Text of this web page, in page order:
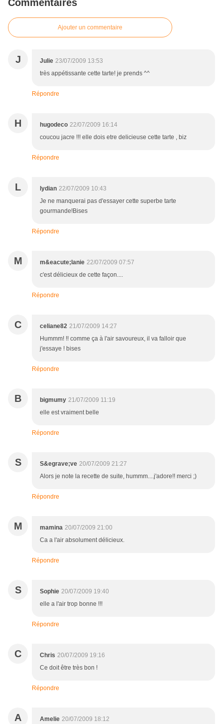
Commentaires
Ajouter un commentaire
J Julie 23/07/2009 13:53
très appétissante cette tarte! je prends ^^
Répondre
H hugodeco 22/07/2009 16:14
coucou jacre !!! elle dois etre delicieuse cette tarte , biz
Répondre
L lydian 22/07/2009 10:43
Je ne manquerai pas d'essayer cette superbe tarte
gourmande!Bises
Répondre
M m&eacute;lanie 22/07/2009 07:57
c'est délicieux de cette façon....
Répondre
C celiane82 21/07/2009 14:27
Hummm! !! comme ça à l'air savoureux, il va falloir que
j'essaye ! bises
Répondre
B bigmumy 21/07/2009 11:19
elle est vraiment belle
Répondre
S S&egrave;ve 20/07/2009 21:27
Alors je note la recette de suite, hummm....j'adore!! merci ;)
Répondre
M mamina 20/07/2009 21:00
Ca a l'air absolument délicieux.
Répondre
S Sophie 20/07/2009 19:40
elle a l'air trop bonne !!!
Répondre
C Chris 20/07/2009 19:16
Ce doit être très bon !
Répondre
A Amelie 20/07/2009 18:12